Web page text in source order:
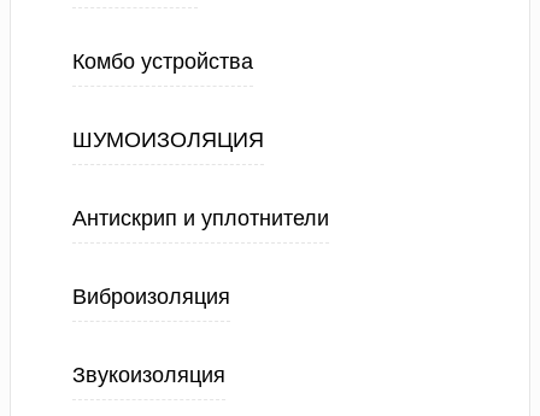
Комбо устройства
ШУМОИЗОЛЯЦИЯ
Антискрип и уплотнители
Виброизоляция
Звукоизоляция